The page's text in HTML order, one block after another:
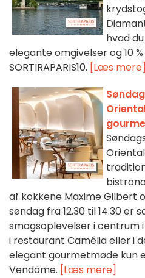
hvad
elegante omgivelser og 10
SORTIRAPARIS10. [Læs mere]
af kokkene Maxime Gilbert
søndag fra 12.30 til 14.30 er
smagsoplevelser i centrum
i restaurant Camélia eller i
elegant gourmetmøde kun
Vendôme. [Læs mere]